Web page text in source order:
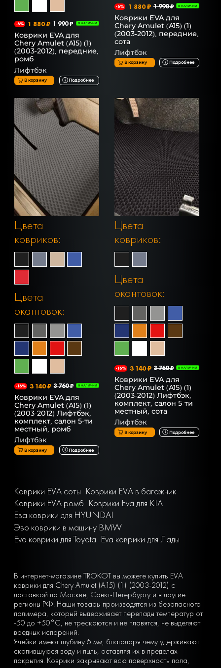
-6% 1 880 ₽ 1 990 ₽ В НАЛИЧИИ
Коврики EVA для
Chery Amulet (A15) (1)
(2003-2012), передние,
ромб
Лифтбэк
В корзину Подробнее
-6% 1 880 ₽ 1 990 ₽ В НАЛИЧИИ
Коврики EVA для
Chery Amulet (A15) (1)
(2003-2012), передние,
сота
Лифтбэк
В корзину Подробнее
Цвета
ковриков:
Цвета
окантовок:
-16% 3 140 ₽ 3 760 ₽ В НАЛИЧИИ
Коврики EVA для
Chery Amulet (A15) (1)
(2003-2012) Лифтбэк,
комплект, салон 5-ти
местный, ромб
Лифтбэк
В корзину Подробнее
Цвета
ковриков:
Цвета
окантовок:
-16% 3 140 ₽ 3 760 ₽ В НАЛИЧИИ
Коврики EVA для
Chery Amulet (A15) (1)
(2003-2012) Лифтбэк,
комплект, салон 5-ти
местный, сота
Лифтбэк
В корзину Подробнее
Коврики EVA соты Коврики EVA в багажник
Коврики EVA ромб Коврики Eva для KIA
Ева коврики для HYUNDAI
Эво коврики в машину BMW
Eva коврики для Toyota Eva коврики для Лады
В интернет-магазине TROKOT вы можете купить EVA
коврики для Chery Amulet (A15) (1) (2003-2012) с
доставкой по Москве, Санкт-Петербургу и в другие
регионы РФ. Наши товары производятся из безопасного
полимера, который выдерживает перепады температур от
-50 до +50°С, не трескаются и не плавятся, не выделяют
вредных испарений.
Ячейки имеют глубину 6 мм, благодаря чему удерживают
скопившуюся воду и пыль, оставляя их в пределах
покрытия. Коврики закрывают всю поверхность пола,